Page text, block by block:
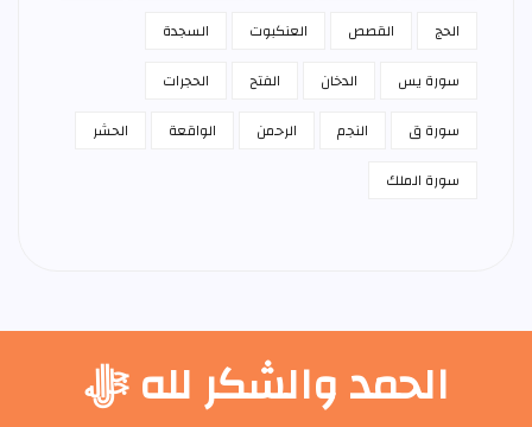
الحج
القصص العنكبوت
السجدة
سورة يس
الدخان الفتح
الحجرات
سورة ق
النجم الرحمن الواقعة
الحشر
سورة الملك
الحمد والشكر لله ﷻ